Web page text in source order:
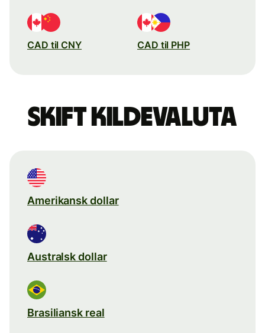
CAD til CNY CAD til PHP
Skift kildevaluta
Amerikansk dollar
Australsk dollar
Brasiliansk real